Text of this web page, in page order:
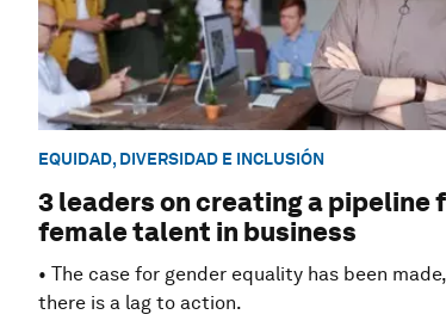
EQUIDAD, DIVERSIDAD E INCLUSIÓN
3 leaders on creating a pipeline
female talent in business
• The case for gender equality has been
there is a lag to action.